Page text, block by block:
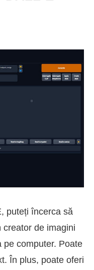
puteți încerca să
creator de imagini
pe computer. Poate
În plus, poate oferi